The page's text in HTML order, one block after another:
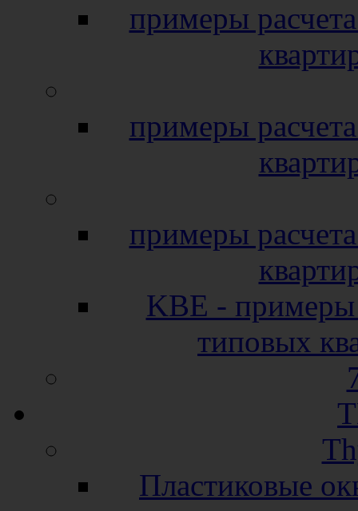
примеры
примеры
примеры
KBE - примеры
типовых
Пластиковые